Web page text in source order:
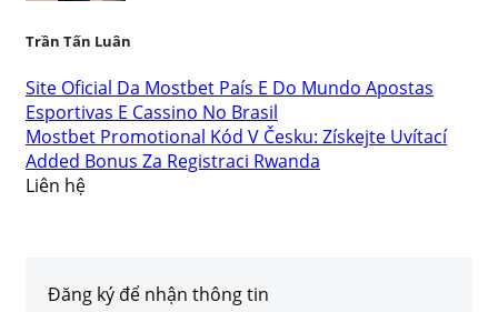
Trần Tấn Luân
Site Oficial Da Mostbet País E Do Mundo Apostas
Esportivas E Cassino No Brasil
Mostbet Promotional Kód V Česku: Získejte Uvítací
Added Bonus Za Registraci Rwanda
Liên hệ
Đăng ký để nhận thông tin